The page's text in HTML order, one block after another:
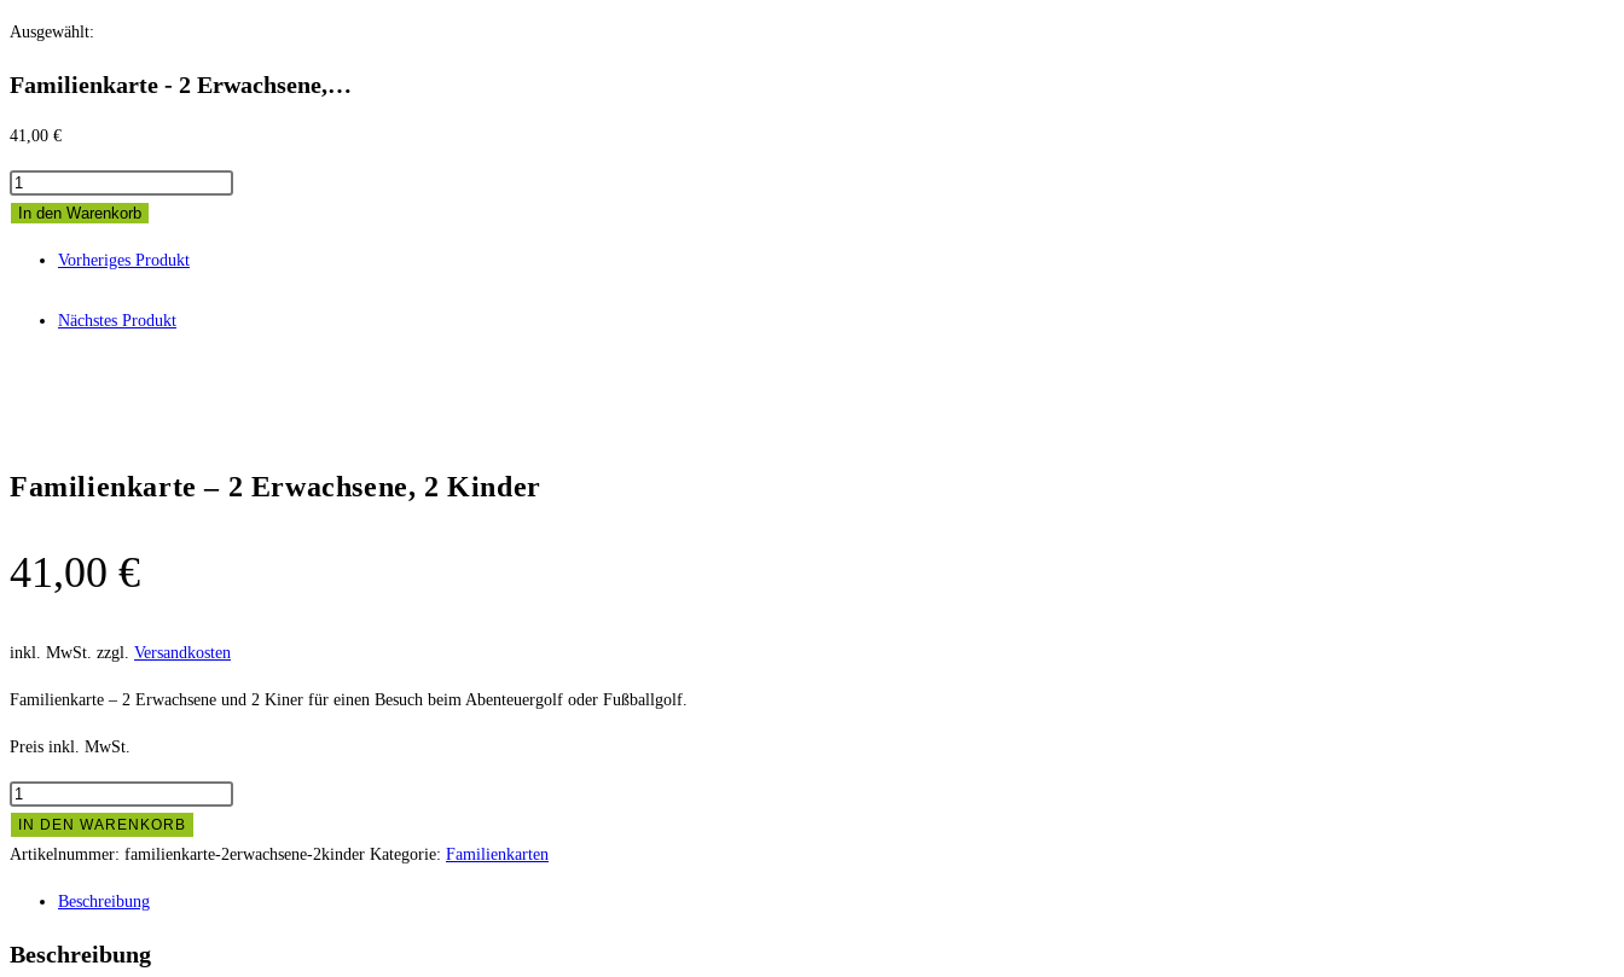
Zum
springen
Ausgewählt:
Familienkarte - 2 Erwachsene,…
41,00 €
Familienkarte
Erwachsene,
In den Warenkorb
Vorheriges Produkt
Nächstes Produkt
Familienkarte – 2 Erwachsene, 2 Kinder
41,00 €
inkl. MwSt. zzgl. Versandkosten
Familienkarte – 2 Erwachsene und 2 Kiner für einen Besuch beim Abenteuergolf oder Fußballgolf.
Preis inkl. MwSt.
Familienkarte
2
Kinder
IN DEN WARENKORB
Artikelnummer: familienkarte-2erwachsene-2kinder Kategorie: Familienkarten
Beschreibung
Beschreibung